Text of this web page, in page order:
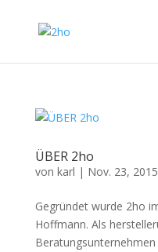
ÜBER 2ho
von karl | Nov. 23, 2015
Gegründet wurde 2ho
Hoffmann. Als